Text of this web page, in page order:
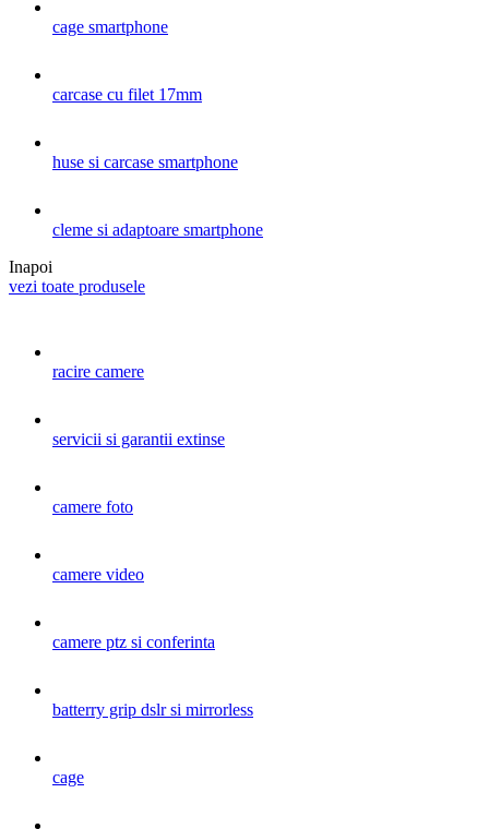
cage smartphone
carcase cu filet 17mm
huse si carcase smartphone
cleme si adaptoare smartphone
Inapoi
vezi toate produsele
racire camere
servicii si garantii extinse
camere foto
camere video
camere ptz si conferinta
batterry grip dslr si mirrorless
cage